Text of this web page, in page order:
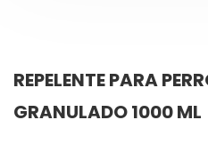
REPELENTE PARA
GRANULADO 1000 ML